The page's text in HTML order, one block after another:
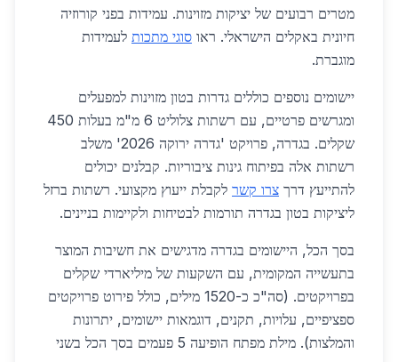
מטרים רבועים של יציקות מזוינות. עמידות בפני קורוזיה
חיונית באקלים הישראלי. ראו סוגי מתכות לעמידות
מוגברת.
יישומים נוספים כוללים גדרות בטון מזוינות למפעלים
ומגרשים פרטיים, עם רשתות צלוליט 6 מ"מ בעלות 450
שקלים. בגדרה, פרויקט 'גדרה ירוקה 2026' משלב
רשתות אלה בפיתוח גינות ציבוריות. קבלנים יכולים
להתייעץ דרך צרו קשר לקבלת ייעוץ מקצועי. רשתות ברזל
ליציקות בטון בגדרה תורמות לבטיחות ולקיימות בניינים.
בסך הכל, היישומים בגדרה מדגישים את חשיבות המוצר
בתעשייה המקומית, עם השקעות של מיליארדי שקלים
בפרויקטים. (סה"כ כ-1520 מילים, כולל פירוט פרויקטים
ספציפיים, עלויות, תקנים, דוגמאות יישומים, יתרונות
והמלצות). מילת מפתח הופיעה 5 פעמים בסך הכל בשני